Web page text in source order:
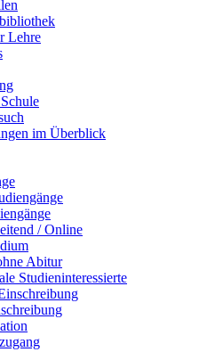
Lehre
im Überblick
/ Online
Abitur
Studieninteressierte